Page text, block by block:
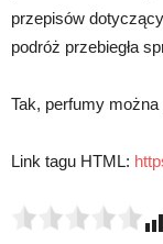
przepisów
podróż przebiegła
Tak, perfumy
Link tagu HTML: